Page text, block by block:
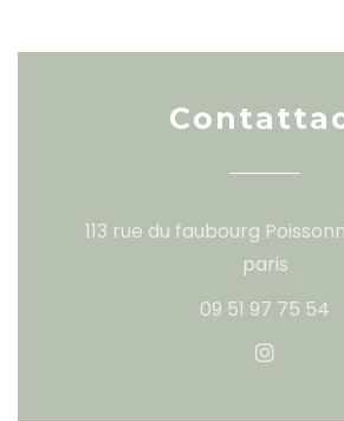
113 rue du faubourg
paris
09 51 97 75 54